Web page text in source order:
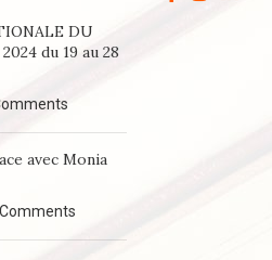
DU
du 19 au 28
avec Monia